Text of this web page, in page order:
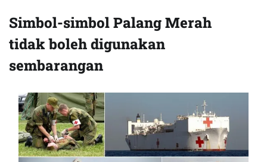
Simbol-simbol Palang Merah
tidak boleh digunakan
sembarangan